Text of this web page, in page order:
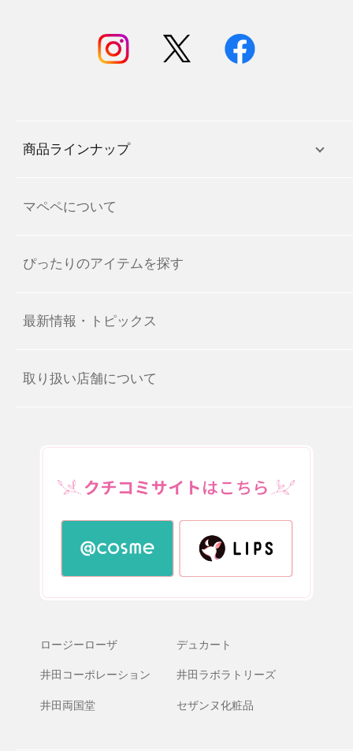
商品ラインナップ
マペペについて
ぴったりのアイテムを探す
最新情報・トピックス
取り扱い店舗について
ロージーローザ デュカート
井田コーポレーション 井田ラボラトリーズ
井田両国堂 セザンヌ化粧品